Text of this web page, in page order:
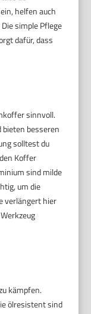
helfen auch
simple Pflege
dafür, dass
sinnvoll.
besseren
solltest du
Koffer
sind milde
um die
verlängert hier
kämpfen.
ölresistent sind